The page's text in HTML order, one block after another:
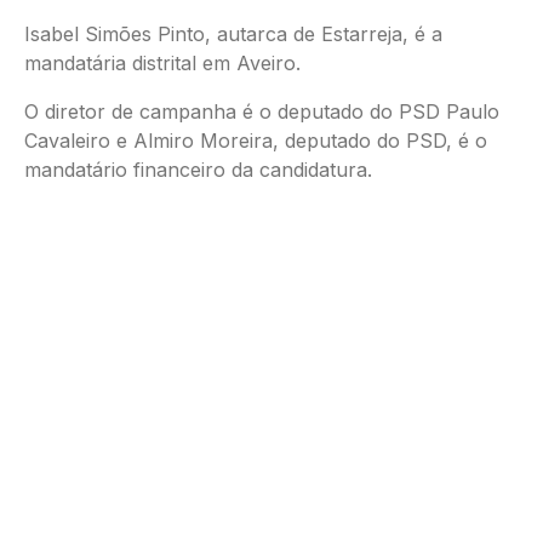
Isabel Simões Pinto, autarca de Estarreja, é a
mandatária distrital em Aveiro.
O diretor de campanha é o deputado do PSD Paulo
Cavaleiro e Almiro Moreira, deputado do PSD, é o
mandatário financeiro da candidatura.